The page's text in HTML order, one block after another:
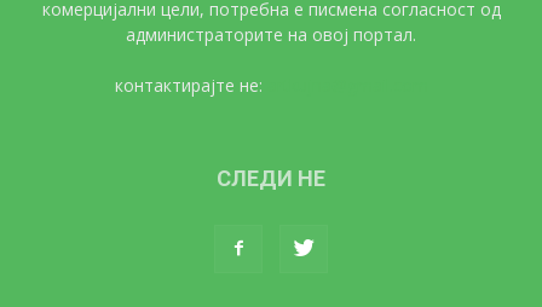
комерцијални цели, потребна е писмена согласност од
администраторите на овој портал.
контактирајте не:
СЛЕДИ НЕ